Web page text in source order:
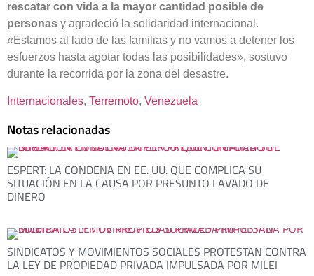
rescatar con vida a la mayor cantidad posible de
personas y agradeció la solidaridad internacional.
«Estamos al lado de las familias y no vamos a detener los
esfuerzos hasta agotar todas las posibilidades», sostuvo
durante la recorrida por la zona del desastre.
Internacionales, Terremoto, Venezuela
Notas relacionadas
ESPERT: LA CONDENA EN EE. UU. QUE COMPLICA SU
SITUACIÓN EN LA CAUSA POR PRESUNTO LAVADO DE
DINERO
SINDICATOS Y MOVIMIENTOS SOCIALES PROTESTAN CONTRA
LA LEY DE PROPIEDAD PRIVADA IMPULSADA POR MILEI